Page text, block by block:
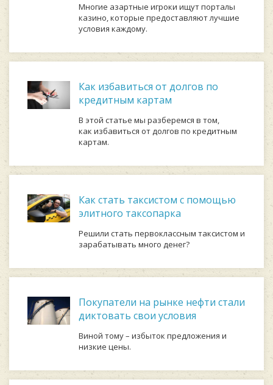
Многие азартные игроки ищут порталы
казино, которые предоставляют лучшие
условия каждому.
Как избавиться от долгов по
кредитным картам
В этой статье мы разберемся в том,
как избавиться от долгов по кредитным
картам.
Как стать таксистом с помощью
элитного таксопарка
Решили стать первоклассным таксистом и
зарабатывать много денег?
Покупатели на рынке нефти стали
диктовать свои условия
Виной тому – избыток предложения и
низкие цены.